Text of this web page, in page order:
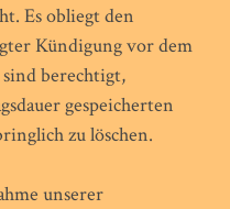
Es obliegt den
Kündigung vor dem
berechtigt,
gespeicherten
zu löschen.
unserer